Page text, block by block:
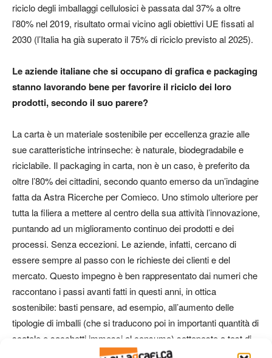
riciclo degli imballaggi cellulosici è passata dal 37% a oltre
l’80% nel 2019, risultato ormai vicino agli obiettivi UE fissati al
2030 (l’Italia ha già superato il 75% di riciclo previsto al 2025).
Le aziende italiane che si occupano di grafica e packaging
stanno lavorando bene per favorire il riciclo dei loro
prodotti, secondo il suo parere?
La carta è un materiale sostenibile per eccellenza grazie alle
sue caratteristiche intrinseche: è naturale, biodegradabile e
riciclabile. Il packaging in carta, non è un caso, è preferito da
oltre l’80% dei cittadini, secondo quanto emerso da un’indagine
fatta da Astra Ricerche per Comieco. Uno stimolo ulteriore per
tutta la filiera a mettere al centro della sua attività l’innovazione,
puntando ad un miglioramento continuo dei prodotti e dei
processi. Senza eccezioni. Le aziende, infatti, cercano di
essere sempre al passo con le richieste dei clienti e del
mercato. Questo impegno è ben rappresentato dai numeri che
raccontano i passi avanti fatti in questi anni, in ottica
sostenibile: basti pensare, ad esempio, all’aumento delle
tipologie di imballi (che si traducono poi in importanti quantità di
scatole e sacchetti immessi al consumo) sottoposte a test di
riciclabilità: erano 27 nel 2012, sono salite a 401 nel 2019. E